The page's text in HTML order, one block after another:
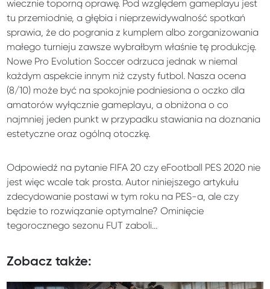
wiecznie toporną oprawę. Pod względem gameplayu jest
tu przemiodnie, a głębia i nieprzewidywalność spotkań
sprawia, że do pogrania z kumplem albo zorganizowania
małego turnieju zawsze wybrałbym właśnie tę produkcję.
Nowe Pro Evolution Soccer odrzuca jednak w niemal
każdym aspekcie innym niż czysty futbol. Nasza ocena
(8/10) może być na spokojnie podniesiona o oczko dla
amatorów wyłącznie gameplayu, a obniżona o co
najmniej jeden punkt w przypadku stawiania na doznania
estetyczne oraz ogólną otoczkę.
Odpowiedź na pytanie FIFA 20 czy eFootball PES 2020 nie
jest więc wcale tak prosta. Autor niniejszego artykułu
zdecydowanie postawi w tym roku na PES-a, ale czy
będzie to rozwiązanie optymalne? Ominięcie
tegorocznego sezonu FUT zaboli…
Zobacz także: